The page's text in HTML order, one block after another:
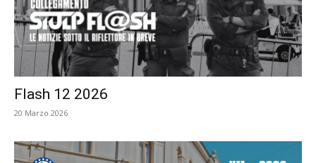
Flash 12 2026
20 Marzo 2026